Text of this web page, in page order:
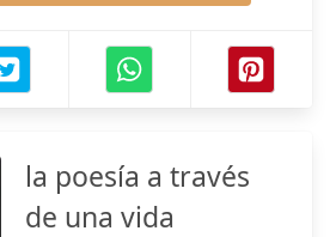
la poesía a través
de una vida